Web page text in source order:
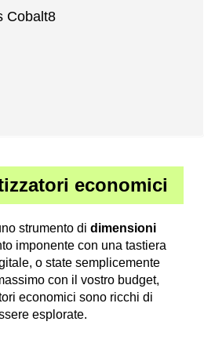
Cobalt8
economici
strumento di dimensioni
imponente con una tastiera
o state semplicemente
con il vostro budget,
economici sono ricchi di
esplorate.